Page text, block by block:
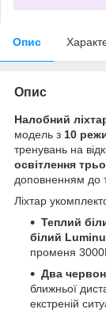
Опис
Опис
Налобний
модель з 10
тренувань на
освітлення
доповненням до
Ліхтар
Теплий
білий
променя
Два
ближньої
екстреній